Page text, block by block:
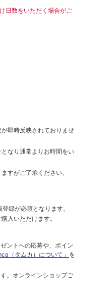
日数をいただく場合がご
即時反映されておりませ
なり通常よりお時間をい
すがご了承ください。
録が必須となります。
⼊いただけます。
ントへの応募や、ポイン
（タムカ）について」 を
。オンラインショップご